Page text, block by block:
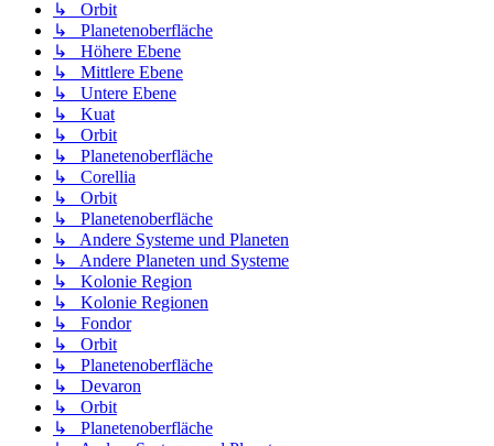
↳ Orbit
↳ Planetenoberfläche
↳ Höhere Ebene
↳ Mittlere Ebene
↳ Untere Ebene
↳ Kuat
↳ Orbit
↳ Planetenoberfläche
↳ Corellia
↳ Orbit
↳ Planetenoberfläche
↳ Andere Systeme und Planeten
↳ Andere Planeten und Systeme
↳ Kolonie Region
↳ Kolonie Regionen
↳ Fondor
↳ Orbit
↳ Planetenoberfläche
↳ Devaron
↳ Orbit
↳ Planetenoberfläche